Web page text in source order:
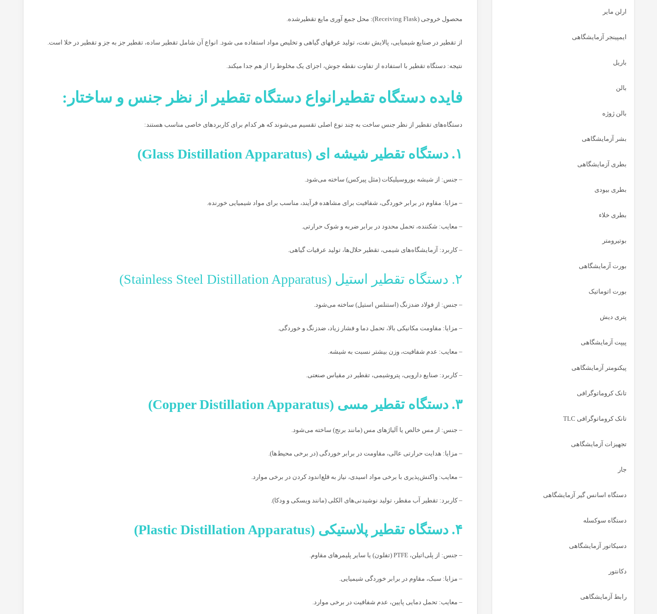
محصول خروجی (Receiving Flask): محل جمع آوری مایع تقطیرشده.
از تقطیر در صنایع شیمیایی، پالایش نفت، تولید عرقهای گیاهی و تخلیص مواد استفاده می شود. انواع آن شامل تقطیر ساده، تقطیر جز به جز و تقطیر در خلا است.
نتیجه: دستگاه تقطیر با استفاده از تفاوت نقطه جوش، اجزای یک مخلوط را از هم جدا میکند.
فایده دستگاه تقطیرانواع دستگاه تقطیر از نظر جنس و ساختار:
دستگاه‌های تقطیر از نظر جنس ساخت به چند نوع اصلی تقسیم می‌شوند که هر کدام برای کاربردهای خاصی مناسب هستند:
۱. دستگاه تقطیر شیشه ‌ای (Glass Distillation Apparatus)
– جنس: از شیشه بوروسیلیکات (مثل پیرکس) ساخته می‌شود.
– مزایا: مقاوم در برابر خوردگی، شفافیت برای مشاهده فرآیند، مناسب برای مواد شیمیایی خورنده.
– معایب: شکننده، تحمل محدود در برابر ضربه و شوک حرارتی.
– کاربرد: آزمایشگاه‌های شیمی، تقطیر حلال‌ها، تولید عرقیات گیاهی.
۲. دستگاه تقطیر استیل (Stainless Steel Distillation Apparatus)
– جنس: از فولاد ضدزنگ (استنلس استیل) ساخته می‌شود.
– مزایا: مقاومت مکانیکی بالا، تحمل دما و فشار زیاد، ضدزنگ و خوردگی.
– معایب: عدم شفافیت، وزن بیشتر نسبت به شیشه.
– کاربرد: صنایع دارویی، پتروشیمی، تقطیر در مقیاس صنعتی.
۳. دستگاه تقطیر مسی (Copper Distillation Apparatus)
– جنس: از مس خالص یا آلیاژهای مس (مانند برنج) ساخته می‌شود.
– مزایا: هدایت حرارتی عالی، مقاومت در برابر خوردگی (در برخی محیط‌ها).
– معایب: واکنش‌پذیری با برخی مواد اسیدی، نیاز به قلع‌اندود کردن در برخی موارد.
– کاربرد: تقطیر آب مقطر، تولید نوشیدنی‌های الکلی (مانند ویسکی و ودکا).
۴. دستگاه تقطیر پلاستیکی (Plastic Distillation Apparatus)
– جنس: از پلی‌اتیلن، PTFE (تفلون) یا سایر پلیمرهای مقاوم.
– مزایا: سبک، مقاوم در برابر خوردگی شیمیایی.
– معایب: تحمل دمایی پایین، عدم شفافیت در برخی موارد.
ارلن مایر
ایمپینجر آزمایشگاهی
باریل
بالن
بالن ژوژه
بشر آزمایشگاهی
بطری آزمایشگاهی
بطری بیودی
بطری خلاء
بوتیرومتر
بورت آزمایشگاهی
بورت اتوماتیک
پتری دیش
پیپت آزمایشگاهی
پیکنومتر آزمایشگاهی
تانک کروماتوگرافی
تانک کروماتوگرافی TLC
تجهیزات آزمایشگاهی
جار
دستگاه اسانس گیر آزمایشگاهی
دستگاه سوکسله
دسیکاتور آزمایشگاهی
دکانتور
رابط آزمایشگاهی